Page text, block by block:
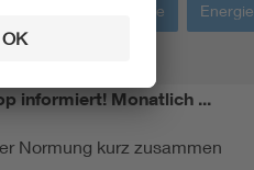
Werkstoffe Energie
informiert! Monatlich ...
Normung kurz zusammen